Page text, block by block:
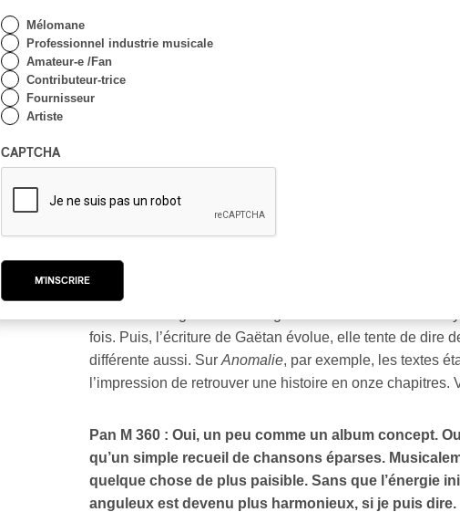
Ah oui. Les premiers textes avaient été écrits
ans. On dit qu’on n’est pas sérieux à 17 ans; j’ajouterais
à 50. On a fait différentes chansons avec les camarades
me confrontant à d’autres musiques et à d’autres
si aujourd’hui il y a ce mot , « humaniste », qui ressort,
s’y retrouvent, c’est tant mieux. Notre premier métier
exprimer des choses musicalement et dans les textes.
l’ordre de ce qui nous arrive en société, il y a des thèmes.
Arnaud pareil, je crois, c’est un compliment. Tant mieux
Arnaud :
À chaque album, on a essayé de faire
ossature et notre ADN. On essaye d’aller dans d’autres
d’autres arrangeurs et à des gens de l’extérieur. On
fois. Puis, l’écriture de Gaëtan évolue, elle tente de dire
différente aussi. Sur Anomalie, par exemple, les textes
l’impression de retrouver une histoire en onze chapitres.
Pan M 360 : Oui, un peu comme un album concept.
qu’un simple recueil de chansons éparses.
quelque chose de plus paisible. Sans que l’énergie
anguleux est devenu plus harmonieux, si je puis
Mélomane
Professionnel industrie musicale
Amateur-e /Fan
Contributeur-trice
Fournisseur
Artiste
CAPTCHA
M'INSCRIRE